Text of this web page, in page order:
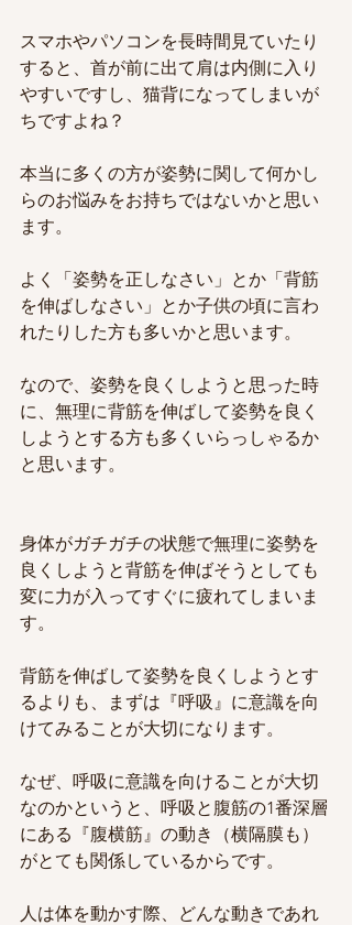
スマホやパソコンを長時間見ていたり
すると、首が前に出て肩は内側に入り
やすいですし、猫背になってしまいが
ちですよね？
本当に多くの方が姿勢に関して何かし
らのお悩みをお持ちではないかと思い
ます。
よく「姿勢を正しなさい」とか「背筋
を伸ばしなさい」とか子供の頃に言わ
れたりした方も多いかと思います。
なので、姿勢を良くしようと思った時
に、無理に背筋を伸ばして姿勢を良く
しようとする方も多くいらっしゃるか
と思います。
身体がガチガチの状態で無理に姿勢を
良くしようと背筋を伸ばそうとしても
変に力が入ってすぐに疲れてしまいま
す。
背筋を伸ばして姿勢を良くしようとす
るよりも、まずは『呼吸』に意識を向
けてみることが大切になります。
なぜ、呼吸に意識を向けることが大切
なのかというと、呼吸と腹筋の1番深層
にある『腹横筋』の動き（横隔膜も）
がとても関係しているからです。
人は体を動かす際、どんな動きであれ